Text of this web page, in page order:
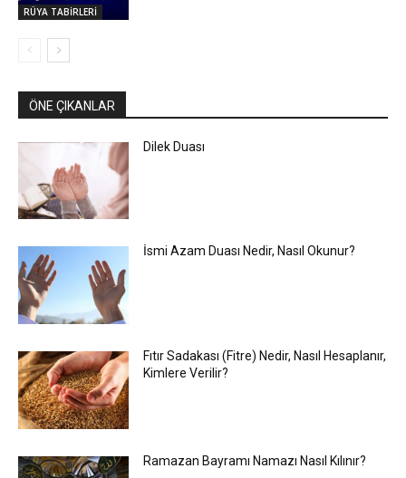
RÜYA TABİRLERİ
ÖNE ÇIKANLAR
Dilek Duası
İsmi Azam Duası Nedir, Nasıl Okunur?
Fıtır Sadakası (Fitre) Nedir, Nasıl Hesaplanır,
Kimlere Verilir?
Ramazan Bayramı Namazı Nasıl Kılınır?